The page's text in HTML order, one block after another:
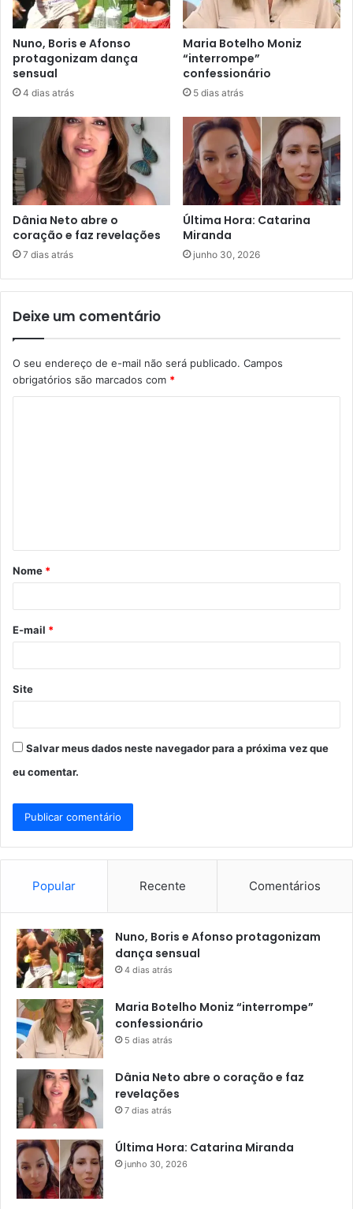
Nuno, Boris e Afonso
protagonizam dança
sensual
4 dias atrás
Maria Botelho Moniz
“interrompe”
confessionário
5 dias atrás
Dânia Neto abre o
coração e faz revelações
7 dias atrás
Última Hora: Catarina
Miranda
junho 30, 2026
Deixe um comentário
O seu endereço de e-mail não será publicado. Campos
obrigatórios são marcados com *
á
r
*
Nome *
E-mail *
Site
Salvar meus dados neste navegador para a próxima vez que
eu comentar.
Popular Recente Comentários
Nuno, Boris e Afonso protagonizam
dança sensual
4 dias atrás
Maria Botelho Moniz “interrompe”
confessionário
5 dias atrás
Dânia Neto abre o coração e faz
revelações
7 dias atrás
Última Hora: Catarina Miranda
junho 30, 2026